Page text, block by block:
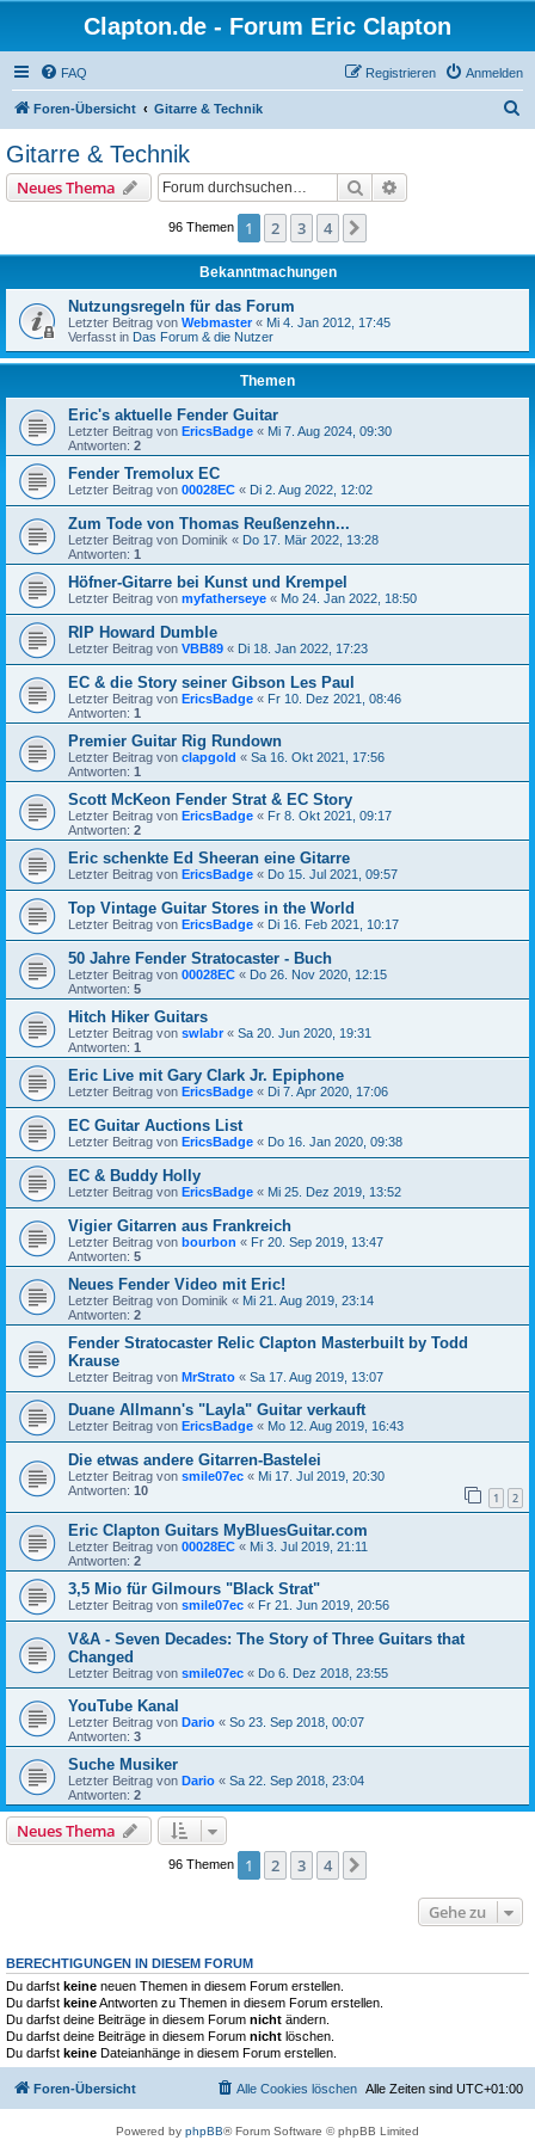
Clapton.de - Forum Eric Clapton
FAQ Anmelden
Registrieren
Foren-Übersicht Gitarre & Technik
Gitarre & Technik
Neues Thema Suche
96 Themen 1 2 3 4
Bekanntmachungen
Nutzungsregeln für das Forum
Letzter Beitrag von Webmaster« Mi 4. Jan 2012, 17:45
Verfasst in Das Forum & die Nutzer
Themen
Eric's aktuelle Fender Guitar
Letzter Beitrag von EricsBadge « Mi 7. Aug 2024, 09:30
Antworten: 2
Fender Tremolux EC
Letzter Beitrag von 00028EC « Di 2. Aug 2022, 12:02
Zum Tode von Thomas Reußenzehn...
Letzter Beitrag von Dominik « Do 17. Mär 2022, 13:28
Antworten: 1
Höfner-Gitarre bei Kunst und Krempel
Letzter Beitrag von myfatherseye « Mo 24. Jan 2022, 18:50
RIP Howard Dumble
Letzter Beitrag von VBB89 « Di 18. Jan 2022, 17:23
EC & die Story seiner Gibson Les Paul
Letzter Beitrag von EricsBadge « Fr 10. Dez 2021, 08:46
Antworten: 1
Premier Guitar Rig Rundown
Letzter Beitrag von clapgold « Sa 16. Okt 2021, 17:56
Antworten: 1
Scott McKeon Fender Strat & EC Story
Letzter Beitrag von EricsBadge « Fr 8. Okt 2021, 09:17
Antworten: 2
Eric schenkte Ed Sheeran eine Gitarre
Letzter Beitrag von EricsBadge « Do 15. Jul 2021, 09:57
Top Vintage Guitar Stores in the World
Letzter Beitrag von EricsBadge « Di 16. Feb 2021, 10:17
50 Jahre Fender Stratocaster - Buch
Letzter Beitrag von 00028EC « Do 26. Nov 2020, 12:15
Antworten: 5
Hitch Hiker Guitars
Letzter Beitrag von swlabr« Sa 20. Jun 2020, 19:31
Antworten: 1
Eric Live mit Gary Clark Jr. Epiphone
Letzter Beitrag von EricsBadge « Di 7. Apr 2020, 17:06
EC Guitar Auctions List
Letzter Beitrag von EricsBadge « Do 16. Jan 2020, 09:38
EC & Buddy Holly
Letzter Beitrag von EricsBadge « Mi 25. Dez 2019, 13:52
Vigier Gitarren aus Frankreich
Letzter Beitrag von bourbon « Fr 20. Sep 2019, 13:47
Antworten: 5
Neues Fender Video mit Eric!
Letzter Beitrag von Dominik « Mi 21. Aug 2019, 23:14
Antworten: 2
Fender Stratocaster Relic Clapton Masterbuilt by Todd
Krause
Letzter Beitrag von MrStrato « Sa 17. Aug 2019, 13:07
Duane Allmann's "Layla" Guitar verkauft
Letzter Beitrag von EricsBadge « Mo 12. Aug 2019, 16:43
Die etwas andere Gitarren-Bastelei
Letzter Beitrag von smile07ec « Mi 17. Jul 2019, 20:30
Antworten: 10 1 2
Eric Clapton Guitars MyBluesGuitar.com
Letzter Beitrag von 00028EC « Mi 3. Jul 2019, 21:11
Antworten: 2
3,5 Mio für Gilmours "Black Strat"
Letzter Beitrag von smile07ec « Fr 21. Jun 2019, 20:56
V&A - Seven Decades: The Story of Three Guitars that
Changed
Letzter Beitrag von smile07ec « Do 6. Dez 2018, 23:55
YouTube Kanal
Letzter Beitrag von Dario « So 23. Sep 2018, 00:07
Antworten: 3
Suche Musiker
Letzter Beitrag von Dario « Sa 22. Sep 2018, 23:04
Antworten: 2
Neues Thema
96 Themen 1 2 3 4
Gehe zu
BERECHTIGUNGEN IN DIESEM FORUM
Du darfst keine neuen Themen in diesem Forum erstellen.
Du darfst keineAntworten zu Themen in diesem Forum erstellen.
Du darfst deine Beiträge in diesem Forum nicht ändern.
Du darfst deine Beiträge in diesem Forum nicht löschen.
Du darfst keine Dateianhänge in diesem Forum erstellen.
Foren-Übersicht Alle Zeiten sind UTC+01:00
Alle Cookies löschen
Powered by phpBB® Forum Software © phpBB Limited